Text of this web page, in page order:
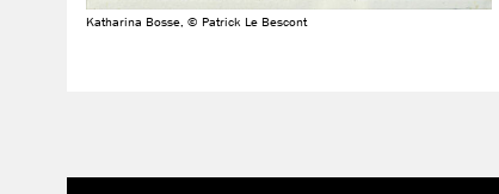
Katharina Bosse, © Patrick Le Bescont